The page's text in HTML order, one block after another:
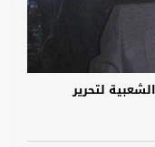
لتحرير